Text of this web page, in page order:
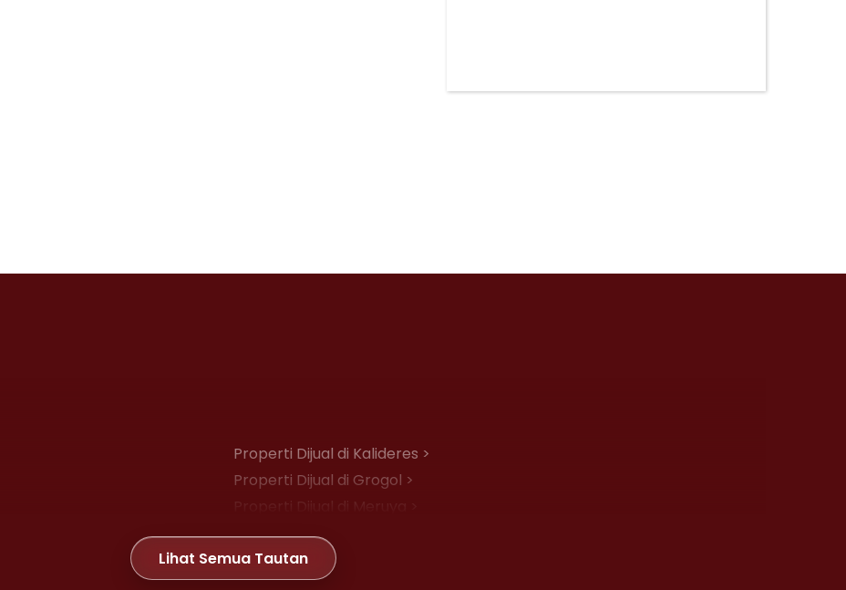
Properti Dijual di Kalideres >
Properti Dijual di Grogol >
Properti Dijual di Meruya >
Properti Dijual di Joglo >
Lihat Semua Tautan